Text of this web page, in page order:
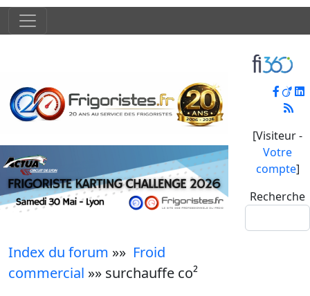
[Visiteur -
Votre
compte]
Recherche
Index du forum »» Froid
commercial »» surchauffe co²